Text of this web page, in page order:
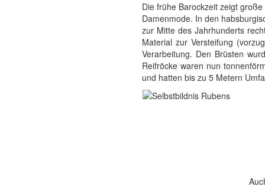
Die frühe Barockzeit zeigt
Damenmode. In den
zur Mitte des Jahrhunderts
Material zur Versteifung
Verarbeitung. Den Brüsten
Reifröcke waren nun
und hatten bis zu 5 Metern